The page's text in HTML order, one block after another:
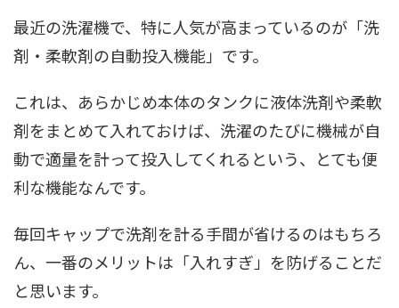
最近の洗濯機で、特に人気が高まっているのが「洗
剤・柔軟剤の自動投入機能」です。
これは、あらかじめ本体のタンクに液体洗剤や柔軟
剤をまとめて入れておけば、洗濯のたびに機械が自
動で適量を計って投入してくれるという、とても便
利な機能なんです。
毎回キャップで洗剤を計る手間が省けるのはもちろ
ん、一番のメリットは「入れすぎ」を防げることだ
と思います。